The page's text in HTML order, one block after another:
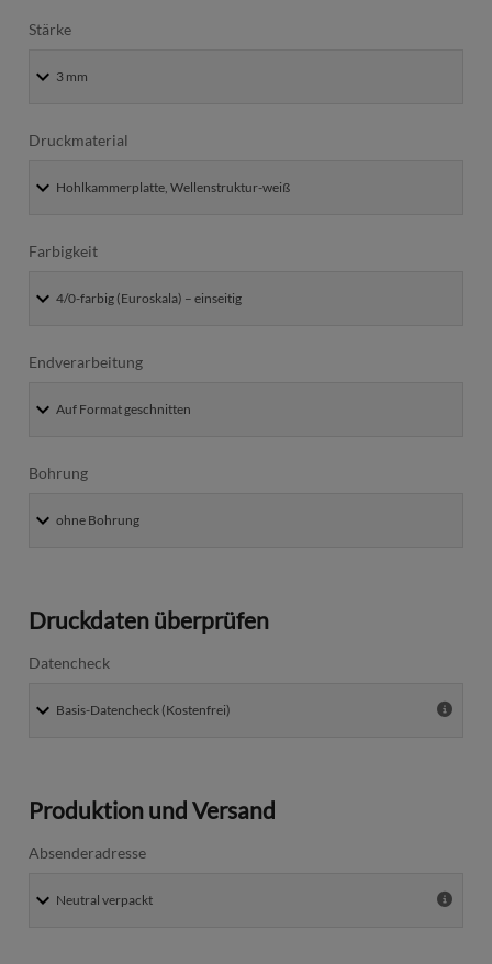
Stärke
Druckmaterial
Farbigkeit
Endverarbeitung
Bohrung
Druckdaten überprüfen
Datencheck
Produktion und Versand
Absenderadresse